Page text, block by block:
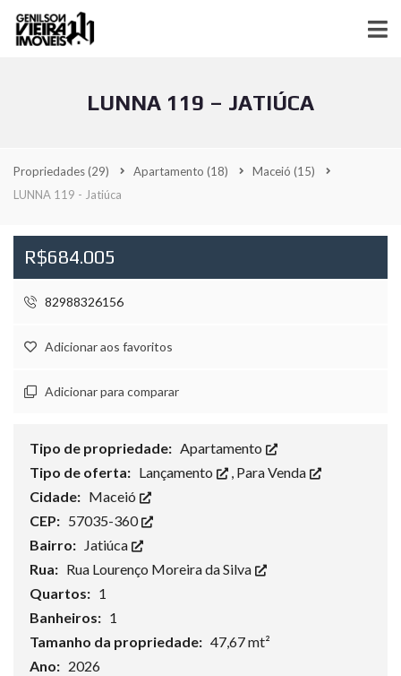
LUNNA 119 – JATIÚCA
Propriedades(29) Apartamento (18) Maceió (15)
LUNNA 119 - Jatiúca
R$684.005
82988326156
Adicionar aos favoritos
Adicionar para comparar
Tipo de propriedade: Apartamento
Tipo de oferta: Lançamento , Para Venda
Cidade: Maceió
CEP: 57035-360
Bairro: Jatiúca
Rua: Rua Lourenço Moreira da Silva
Quartos: 1
Banheiros: 1
Tamanho da propriedade: 47,67 mt²
Ano: 2026